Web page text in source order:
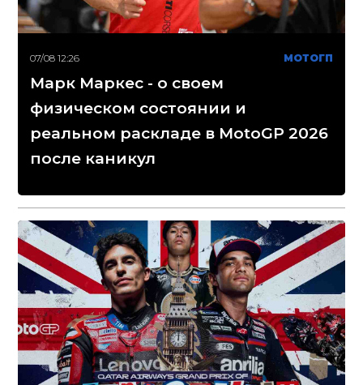
07/08 12:26 МОТОГП
Марк Маркес - о своем
физическом состоянии и
реальном раскладе в MotoGP 2026
после каникул